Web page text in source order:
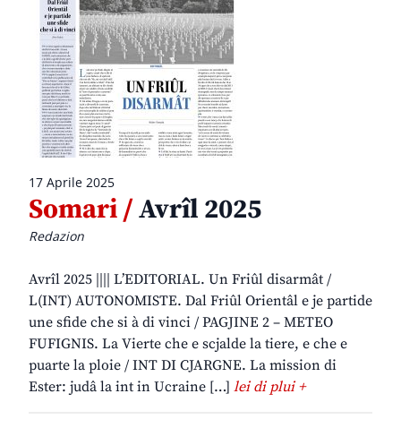
17 Aprile 2025
Somari /Avrîl 2025
Redazion
Avrîl 2025 |||| L’EDITORIAL. Un Friûl disarmât /
L(INT) AUTONOMISTE. Dal Friûl Orientâl e je partide
une sfide che si à di vinci / PAGJINE 2 – METEO
FUFIGNIS. La Vierte che e scjalde la tiere, e che e
puarte la ploie / INT DI CJARGNE. La mission di
Ester: judâ la int in Ucraine […] lei di plui +